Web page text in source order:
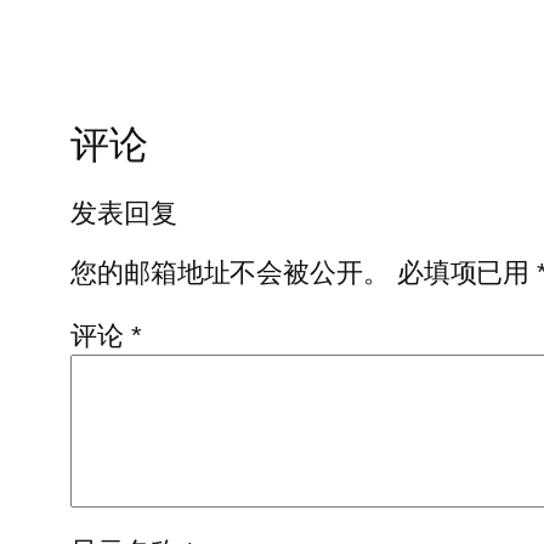
评论
发表回复
您的邮箱地址不会被公开。
必填项已用
评论 *